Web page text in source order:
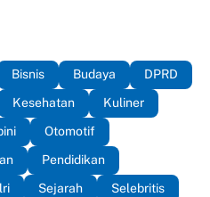
Bisnis Budaya
DPRD
Kesehatan
Kuliner
Otomotif
Pendidikan
Sejarah
Selebritis